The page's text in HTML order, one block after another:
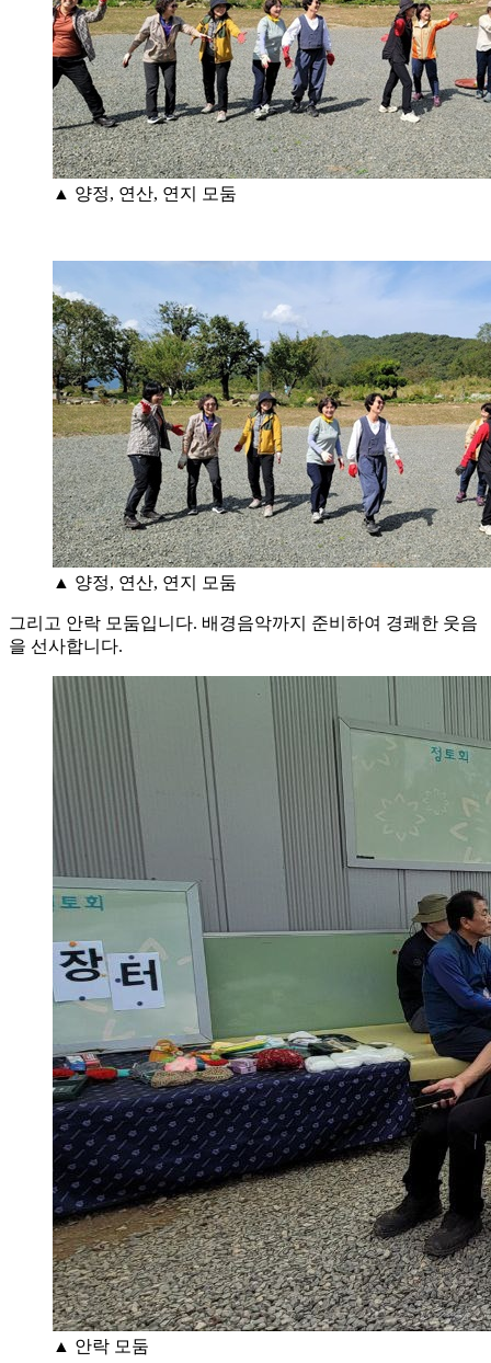
▲ 양정, 연산, 연지 모둠
▲ 양정, 연산, 연지 모둠
그리고 안락 모둠입니다. 배경음악까지 준비하여 경쾌한 웃음
을 선사합니다.
▲ 안락 모둠